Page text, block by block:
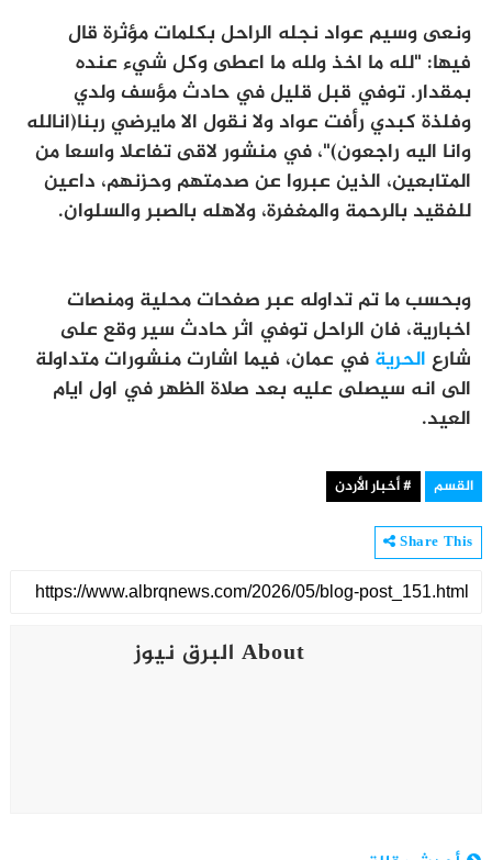
ونعى وسيم عواد نجله الراحل بكلمات مؤثرة قال
فيها: "لله ما اخذ ولله ما اعطى وكل شيء عنده
بمقدار. توفي قبل قليل في حادث مؤسف ولدي
وفلذة كبدي رأفت عواد ولا نقول الا مايرضي ربنا(انالله
وانا اليه راجعون)"، في منشور لاقى تفاعلا واسعا من
المتابعين، الذين عبروا عن صدمتهم وحزنهم، داعين
للفقيد بالرحمة والمغفرة، ولاهله بالصبر والسلوان.
وبحسب ما تم تداوله عبر صفحات محلية ومنصات
اخبارية، فان الراحل توفي اثر حادث سير وقع على
شارع الحرية في عمان، فيما اشارت منشورات متداولة
الى انه سيصلى عليه بعد صلاة الظهر في اول ايام
العيد.
القسم # أخبار الأردن
Share This
About البرق نيوز